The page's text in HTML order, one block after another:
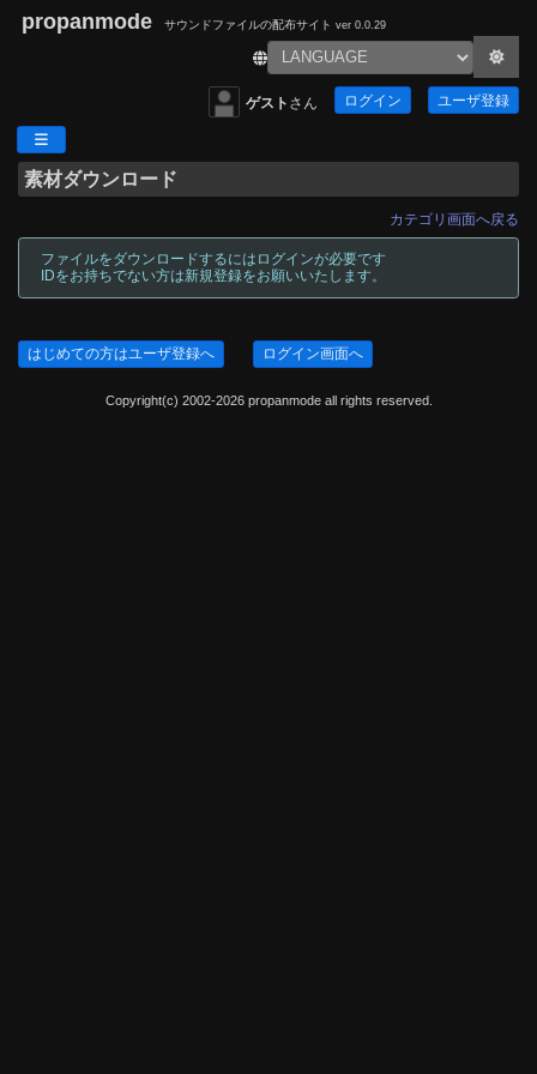
propanmode サウンドファイルの配布サイト ver 0.0.29
ゲスト さん ログイン ユーザ登録
素材ダウンロード
カテゴリ画面へ戻る
ファイルをダウンロードするにはログインが必要です
IDをお持ちでない方は新規登録をお願いいたします。
はじめての方はユーザ登録へ ログイン画面へ
Copyright(c) 2002-2026 propanmode all rights reserved.